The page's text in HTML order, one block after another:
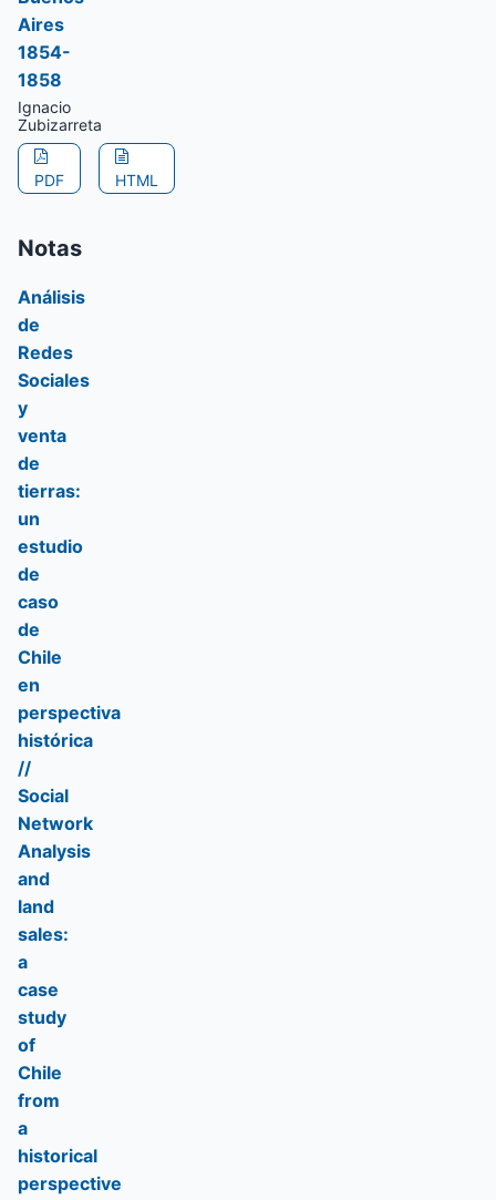
Aires
1854-
1858
Ignacio
Zubizarreta
PDF HTML
Notas
Análisis
de
Redes
Sociales
y
venta
de
tierras:
un
estudio
de
caso
de
Chile
en
perspectiva
histórica
//
Social
Network
Analysis
and
land
sales:
a
case
study
of
Chile
from
a
historical
perspective